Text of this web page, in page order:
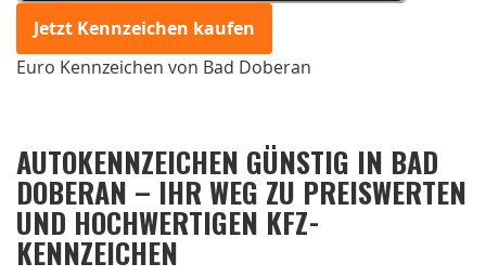
Jetzt Kennzeichen kaufen
Euro Kennzeichen von Bad Doberan
AUTOKENNZEICHEN GÜNSTIG IN BAD
DOBERAN – IHR WEG ZU PREISWERTEN
UND HOCHWERTIGEN KFZ-
KENNZEICHEN